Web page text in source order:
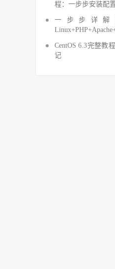
程：一步步安装配
一步步详解
CentOS 6.3完整教
记